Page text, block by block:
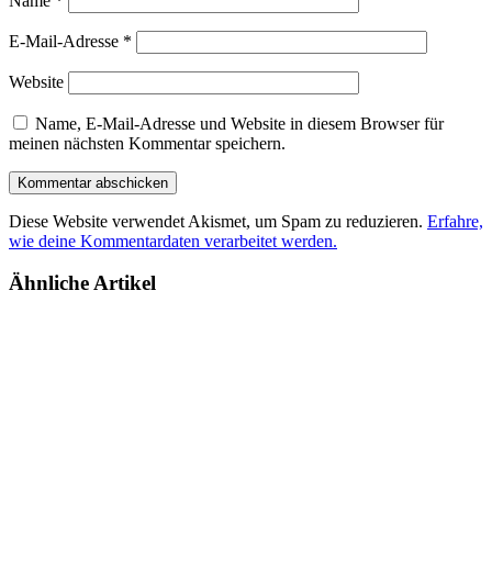
E-Mail-Adresse *
Website
Name, E-Mail-Adresse und Website in diesem Browser für
meinen nächsten Kommentar speichern.
Diese Website verwendet Akismet, um Spam zu reduzieren. Erfahre,
wie deine Kommentardaten verarbeitet werden.
Ähnliche Artikel